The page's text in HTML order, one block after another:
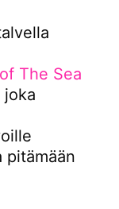
The Sea
joka
pitämään